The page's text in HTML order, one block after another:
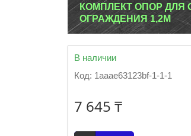
КОМПЛЕКТ ОПОР ДЛЯ
ОГРАЖДЕНИЯ 1,2М
В наличии
Код: 1aaae63123bf-1-1-1
7 645 ₸